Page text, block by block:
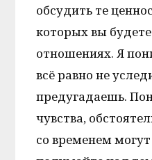
обсудить те
которых вы
отношениях. Я
всё равно не
предугадаешь.
чувства,
со временем